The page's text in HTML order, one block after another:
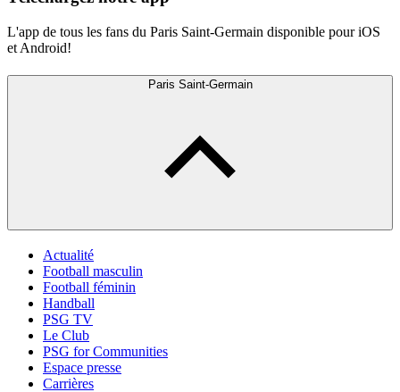
L'app de tous les fans du Paris Saint-Germain disponible pour iOS
et Android!
Paris Saint-Germain
Actualité
Football masculin
Football féminin
Handball
PSG TV
Le Club
PSG for Communities
Espace presse
Carrières